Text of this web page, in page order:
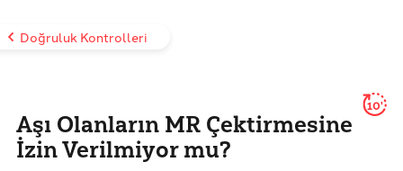
Doğruluk Kontrolleri
Aşı Olanların MR Çektirmesine
İzin Verilmiyor mu?
10'